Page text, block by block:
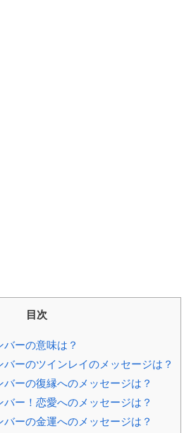
目次
ーの意味は？
バーのツインレイのメッセージは？
バーの復縁へのメッセージは？
バー！恋愛へのメッセージは？
バーの金運へのメッセージは？